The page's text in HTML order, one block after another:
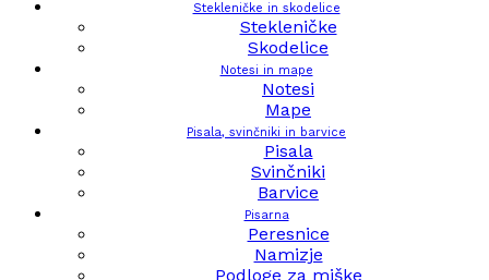
Stekleničke in skodelice
Stekleničke
Skodelice
Notesi in mape
Notesi
Mape
Pisala, svinčniki in barvice
Pisala
Svinčniki
Barvice
Pisarna
Peresnice
Namizje
Podloge za miške